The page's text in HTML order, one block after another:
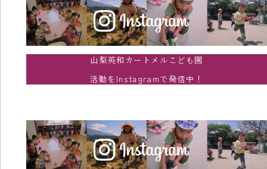
山梨英和カートメルこども園
活動をInstagramで発信中！